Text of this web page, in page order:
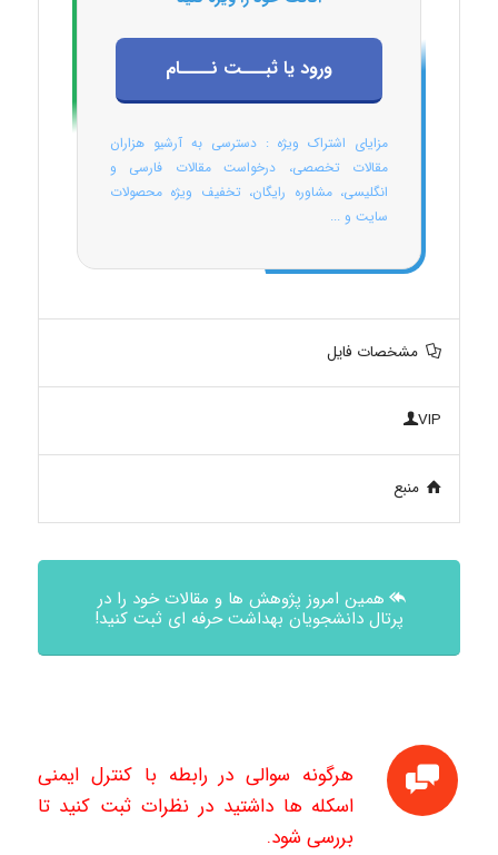
ورود یا ثبـــت نــــام
مزایای اشتراک ویژه : دسترسی به آرشیو هزاران
مقالات تخصصی، درخواست مقالات فارسی و
انگلیسی، مشاوره رایگان، تخفیف ویژه محصولات
سایت و ...
مشخصات فایل
VIP
منبع
همین امروز پژوهش ها و مقالات خود را در
پرتال دانشجویان بهداشت حرفه ای ثبت کنید!
هرگونه سوالی در رابطه با کنترل ایمنی
اسکله ها داشتید در نظرات ثبت کنید تا
بررسی شود.